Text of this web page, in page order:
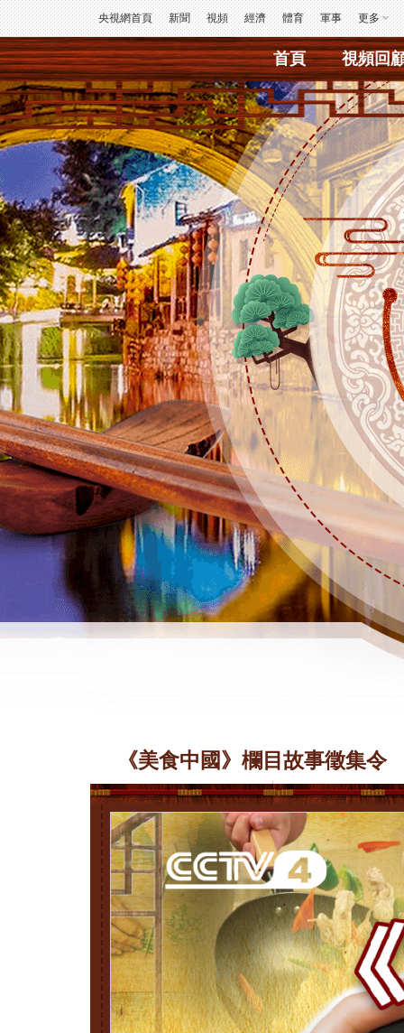
央視網首頁 新聞 視頻 經濟 體育 軍事 更多
首頁 視頻回
《美食中國》欄目故事徵集令